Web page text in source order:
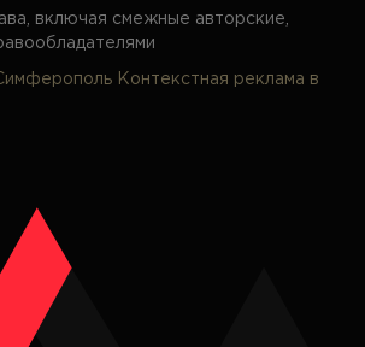
включая смежные авторские,
Контекстная реклама в